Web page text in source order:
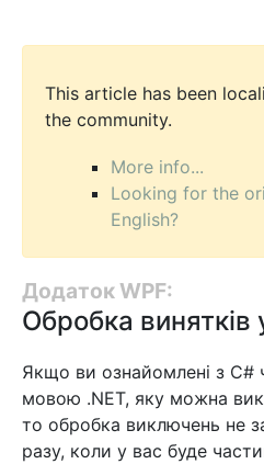
This article has been
the community.
More info...
Looking for the
English?
Додаток WPF:
Обробка винятків
Якщо ви ознайомлені з С#
мовою .NET, яку можна
то обробка виключень не
разу, коли у вас буде